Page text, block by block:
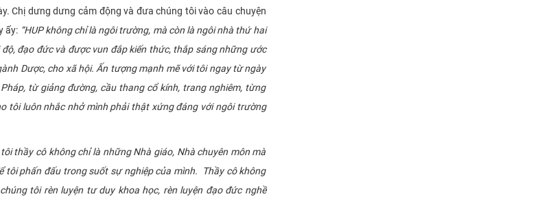
dưng dưng cảm động và đưa chúng tôi vào câu chuyện
ấy: “HUP không chỉ là ngôi trường, mà còn là ngôi nhà thứ hai
đạo đức và được vun đắp kiến thức, thắp sáng những ước
Dược, cho xã hội. Ấn tượng mạnh mẽ với tôi ngay từ ngày
từ giảng đường, cầu thang cổ kính, trang nghiêm, từng
tôi luôn nhắc nhở mình phải thật xứng đáng với ngôi trường
cô không chỉ là những Nhà giáo, Nhà chuyên môn mà
tôi phấn đấu trong suốt sự nghiệp của mình. Thầy cô không
tôi rèn luyện tư duy khoa học, rèn luyện đạo đức nghề